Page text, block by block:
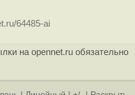
64485-ai
на opennet.ru обязательно